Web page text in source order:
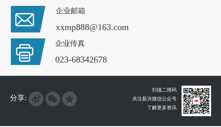
企业邮箱
xxmp888@163.com
企业传真
023-68342678
分享:
扫描二维码
关注新兴微信公众号
了解更多资讯